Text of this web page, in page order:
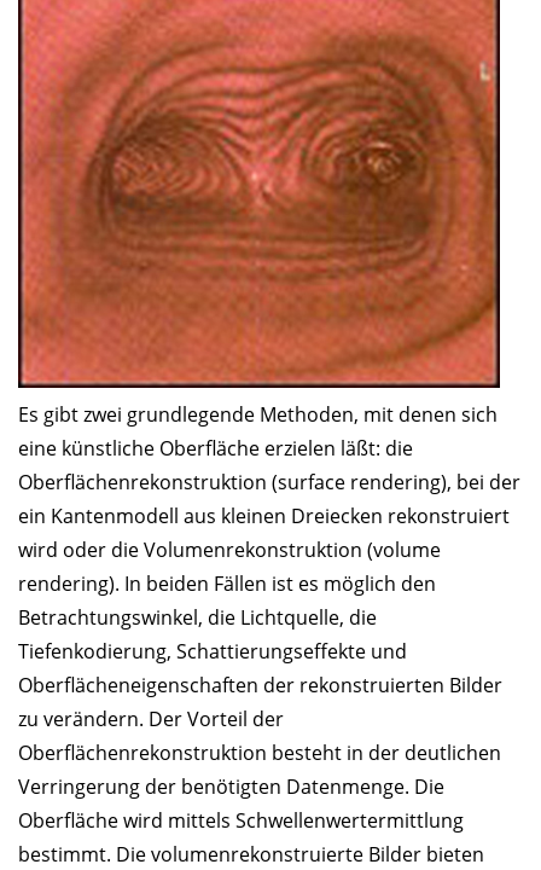
Es gibt zwei grundlegende Methoden, mit denen sich
eine künstliche Oberfläche erzielen läßt: die
Oberflächenrekonstruktion (surface rendering), bei der
ein Kantenmodell aus kleinen Dreiecken rekonstruiert
wird oder die Volumenrekonstruktion (volume
rendering). In beiden Fällen ist es möglich den
Betrachtungswinkel, die Lichtquelle, die
Tiefenkodierung, Schattierungseffekte und
Oberflächeneigenschaften der rekonstruierten Bilder
zu verändern. Der Vorteil der
Oberflächenrekonstruktion besteht in der deutlichen
Verringerung der benötigten Datenmenge. Die
Oberfläche wird mittels Schwellenwertermittlung
bestimmt. Die volumenrekonstruierte Bilder bieten